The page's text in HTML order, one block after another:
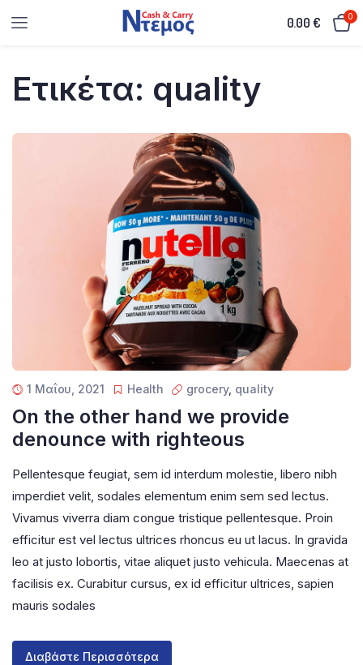
0.00€ 0
Ετικέτα: quality
1 Μαΐου, 2021 Health grocery, quality
On the other hand we provide
denounce with righteous
Pellentesque feugiat, sem id interdum molestie, libero nibh
imperdiet velit, sodales elementum enim sem sed lectus.
Vivamus viverra diam congue tristique pellentesque. Proin
efficitur est vel lectus ultrices rhoncus eu ut lacus. In gravida
leo at justo lobortis, vitae aliquet justo vehicula. Maecenas at
facilisis ex. Curabitur cursus, ex id efficitur ultrices, sapien
mauris sodales
Διαβάστε Περισσότερα